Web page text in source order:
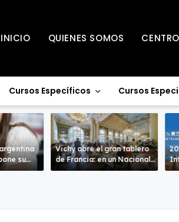
INICIO QUIENES SOMOS
Cursos Específicos Cursos
su
Vichy abre el gran tablero
de Francia: en un Nacional
de alto nivel